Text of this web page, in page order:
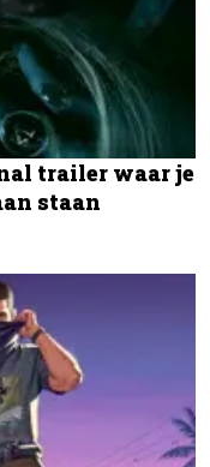
trailer waar je
staan